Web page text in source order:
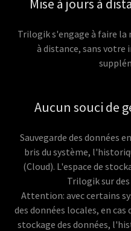
Mise à jours à
Trilogik s'engage à faire la
à distance, sans
Aucun souci de
Sauvegarde des données
bris du système,
(Cloud). L'espace de
Trilogik sur
Attention: avec certains
des données locales, en
stockage des données,